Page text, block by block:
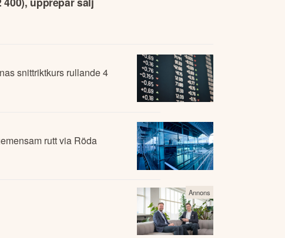
snittriktkurs rullande 4
rutt via Röda
Annons